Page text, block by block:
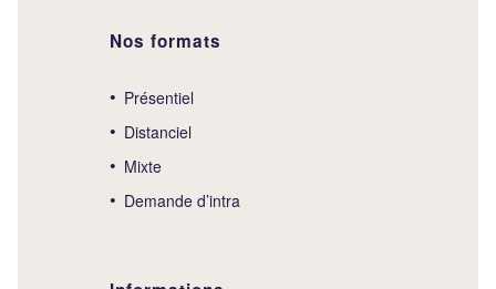
Nos formats
Présentiel
Distanciel
Mixte
Demande d’intra